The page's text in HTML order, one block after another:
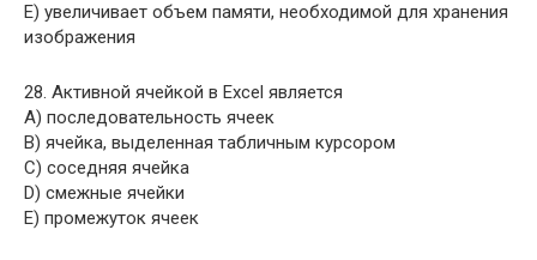
E) увеличивает объем памяти, необходимой для хранения
изображения
28. Активной ячейкой в Excel является
A) последовательность ячеек
B) ячейка, выделенная табличным курсором
C) соседняя ячейка
D) смежные ячейки
E) промежуток ячеек